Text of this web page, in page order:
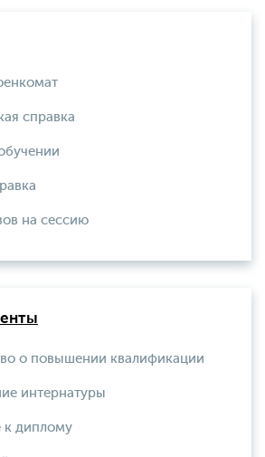
справка
на сессию
о повышении квалификации
интернатуры
к диплому